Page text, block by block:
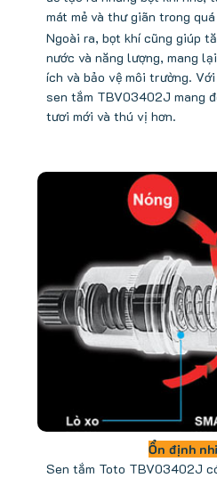
mát mẻ và thư giãn trong
Ngoài ra, bọt khí cũng giúp
nước và năng lượng, mang
ích và bảo vệ môi trường.
sen tắm TBV03402J mang
tươi mới và thú vị hơn.
Ổn định
Sen tắm Toto TBV03402J